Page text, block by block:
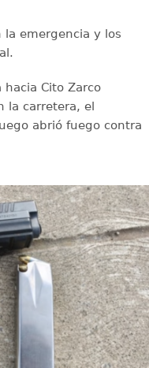
la emergencia y los
Cito Zarco
la carretera, el
abrió fuego contra